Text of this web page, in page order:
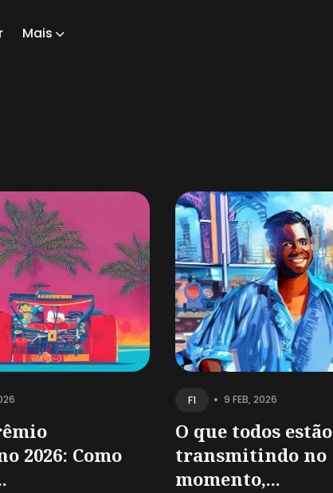
Mais
2026: Como
F1 • 9 FEB, 2026
O que todos estão
transmitindo no
momento,...